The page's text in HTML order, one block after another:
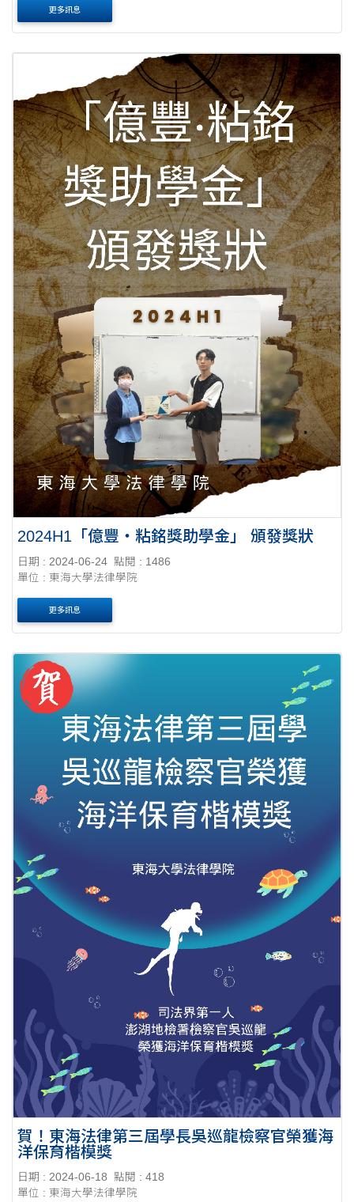
學....
更多訊息
2024H1「億豐‧粘銘獎助學金」 頒發獎狀
日期 : 2024-06-24 點閱 : 1486
單位 : 東海大學法律學院
更多訊息
賀！東海法律第三屆學長吳巡龍檢察官榮獲海
洋保育楷模獎
日期 : 2024-06-18
點閱 : 418
單位 : 東海大學法律學院